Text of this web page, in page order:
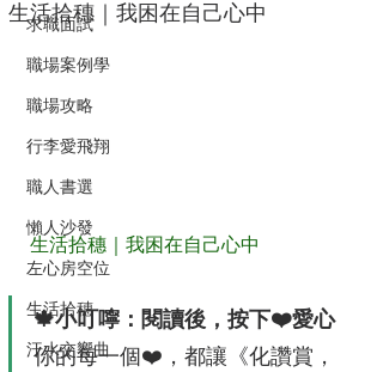
求職面試
職場案例學
職場攻略
行李愛飛翔
職人書選
懶人沙發
左心房空位
生活拾穗
汗水交響曲
生活拾穗｜我困在自己心中
生活拾穗｜我困在自己心中
🍁小叮嚀：閱讀後，按下❤️愛心
你的每一個❤️，都讓《化讚賞，